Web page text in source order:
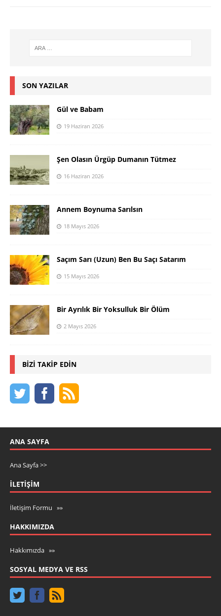
SON YAZILAR
Gül ve Babam
19 Haziran 2026
Şen Olasın Ürgüp Dumanın Tütmez
16 Haziran 2026
Annem Boynuma Sarılsın
18 Mayıs 2026
Saçım Sarı (Uzun) Ben Bu Saçı Satarım
15 Mayıs 2026
Bir Ayrılık Bir Yoksulluk Bir Ölüm
2 Mayıs 2026
BIZI TAKIP EDIN
ANA SAYFA
Ana Sayfa >>
İLETIŞIM
İletişim Formu »»
HAKKIMIZDA
Hakkımızda »»
SOSYAL MEDYA VE RSS